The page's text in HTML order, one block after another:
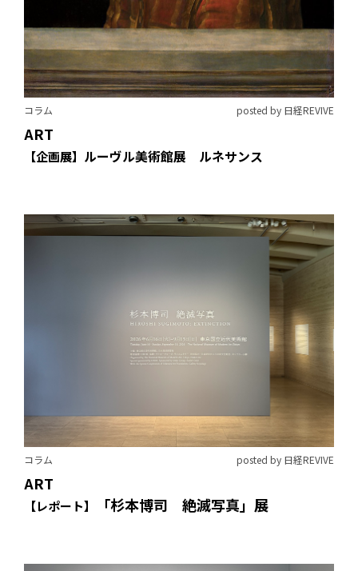
コラム posted by 日経REVIVE
ART
【企画展】 ルーヴル美術館展 ルネサンス
コラム posted by 日経REVIVE
ART
【レポート】 「杉本博司 絶滅写真」展